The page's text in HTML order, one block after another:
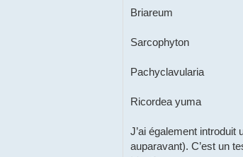
Briareum
Sarcophyton
Pachyclavularia
Ricordea yuma
J’ai également
auparavant). C’est un